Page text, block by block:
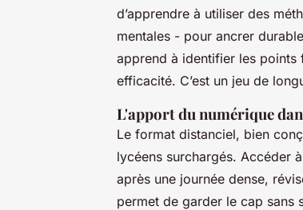
d’apprendre à utiliser des
mentales - pour ancrer
apprend à identifier les points
efficacité. C’est un jeu de
L'apport du numérique
Le format distanciel, bien
lycéens surchargés. Accéder
après une journée dense,
permet de garder le cap sans